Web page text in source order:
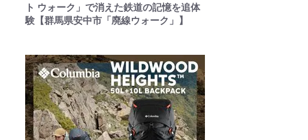
ト ウォーク」で消えた鉄道の記憶を追体
験【群馬県安中市「廃線ウォーク」】